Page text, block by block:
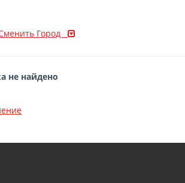
Город
не найдено